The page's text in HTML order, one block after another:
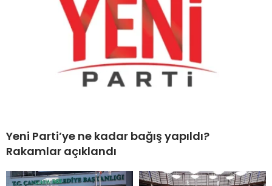
Yeni Parti’ye ne kadar bağış yapıldı?
Rakamlar açıklandı